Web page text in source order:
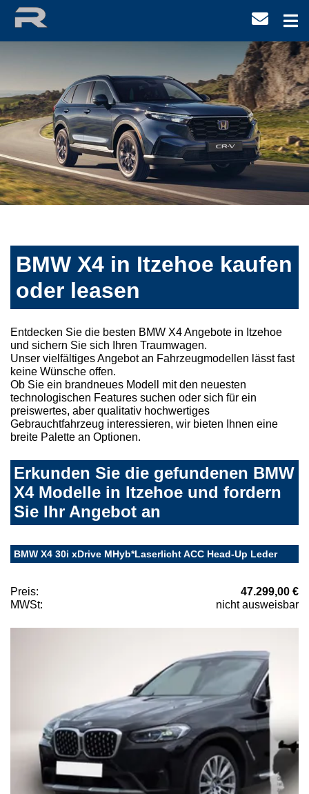
BMW X4 in Itzehoe kaufen
oder leasen
Entdecken Sie die besten BMW X4 Angebote in Itzehoe
und sichern Sie sich Ihren Traumwagen.
Unser vielfältiges Angebot an Fahrzeugmodellen lässt fast
keine Wünsche offen.
Ob Sie ein brandneues Modell mit den neuesten
technologischen Features suchen oder sich für ein
preiswertes, aber qualitativ hochwertiges
Gebrauchtfahrzeug interessieren, wir bieten Ihnen eine
breite Palette an Optionen.
Erkunden Sie die gefundenen BMW
X4 Modelle in Itzehoe und fordern
Sie Ihr Angebot an
BMW X4 30i xDrive MHyb*Laserlicht ACC Head-Up Leder
Preis:
47.299,00 €
MWSt:
nicht ausweisbar